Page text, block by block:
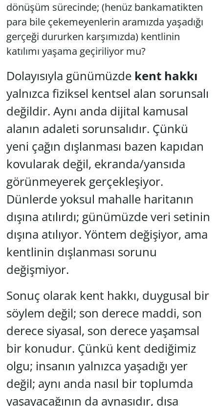
dönüşüm sürecinde; (henüz bankamatikten
para bile çekemeyenlerin aramızda yaşadığı
gerçeği dururken karşımızda) kentlinin
katılımı yaşama geçiriliyor mu?
Dolayısıyla günümüzde kent hakkı
yalnızca fiziksel kentsel alan sorunsalı
değildir. Aynı anda dijital kamusal
alanın adaleti sorunsalıdır. Çünkü
yeni çağın dışlanması bazen kapıdan
kovularak değil, ekranda/yansıda
görünmeyerek gerçekleşiyor.
Dünlerde yoksul mahalle haritanın
dışına atılırdı; günümüzde veri setinin
dışına atılıyor. Yöntem değişiyor, ama
kentlinin dışlanması sorunu
değişmiyor.
Sonuç olarak kent hakkı, duygusal bir
söylem değil; son derece maddi, son
derece siyasal, son derece yaşamsal
bir konudur. Çünkü kent dediğimiz
olgu; insanın yalnızca yaşadığı yer
değil; aynı anda nasıl bir toplumda
yaşayacağının da aynasıdır, dışa